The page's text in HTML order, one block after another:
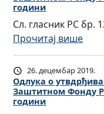
а
с
к
у
п
а
ч
л
а
н
о
д
р
ђ
а
њ
a
о
б
р
о
ј
години
Сл. гласник РС бр.
Прочитај више:
О
д
л
у
26. децембар 2019.
Одлукa о
Заштитном Фонду
години